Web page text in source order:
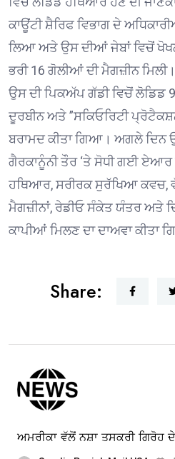
ਕਾਊਂਟੀ ਸ਼ੈਰਿਫ ਵਿਭਾਗ ਦੇ
ਲਿਆ ਅਤੇ ਉਸ ਦੀਆਂ ਜੇਬਾਂ ਵਿਚੋਂ
ਭਰੀ 16 ਗੋਲੀਆਂ ਦੀ ਮੈਗਜ਼ੀਨ ਮਿਲੀ।
ਉਸ ਦੀ ਪਿਕਅੱਪ ਗੱਡੀ ਵਿਚੋਂ ਲੋਡਿਡ
ਦੂਰਬੀਨ ਅਤੇ ”ਸਕਿਓਰਿਟੀ
ਬਰਾਮਦ ਕੀਤਾ ਗਿਆ। ਅਗਲੇ ਦਿਨ
ਗੈਰਕਾਨੂੰਨੀ ਤੌਰ ‘ਤੇ ਸੋਧੀ ਗਈ ਏਆਰ
ਹਥਿਆਰ, ਸਰੀਰਕ ਸੁਰੱਖਿਆ ਕਵਚ,
ਮੈਗਜ਼ੀਨਾਂ, ਰੇਡੀਓ ਸੰਕੇਤ ਯੰਤਰ ਅਤੇ
ਕਾਪੀਆਂ ਮਿਲਣ ਦਾ ਦਾਅਵਾ ਕੀਤਾ
Share:
ਅਮਰੀਕਾ ਵੱਲੋਂ ਨਸ਼ਾ ਤਸਕਰੀ ਗਿਰੋਹ